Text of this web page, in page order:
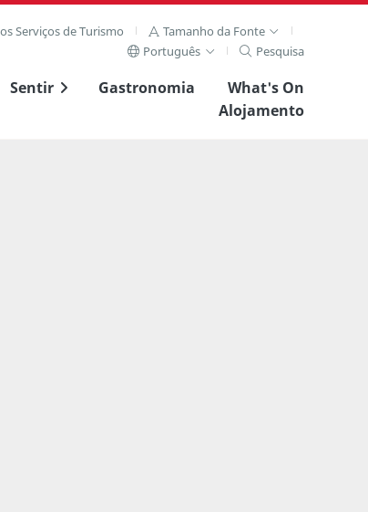
Serviços de Turismo
Tamanho da Fonte
Português
Pesquisa
Sentir Gastronomia
What's On
Alojamento